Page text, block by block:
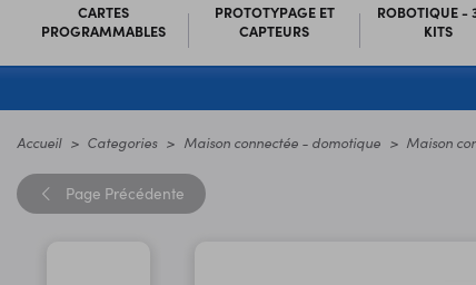
CARTES
PROGRAMMABLES
PROTOTYPAGE ET
CAPTEURS
ROBOTIQUE -
KITS
Accueil Categories Maison connectée - domotique Maison
Page Précédente